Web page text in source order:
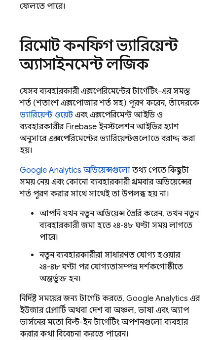
ফেলতে পারে।
রিমোট কনফিগ ভ্যারিয়েন্ট
অ্যাসাইনমেন্ট লজিক
যেসব ব্যবহারকারী এক্সপেরিমেন্টের টার্গেটিং-এর সমস্ত
শর্ত (শতাংশ এক্সপোজার শর্ত সহ) পূরণ করেন, তাঁদেরকে
ভ্যারিয়েন্ট ওয়েটএবং এক্সপেরিমেন্ট আইডি ও
ব্যবহারকারীর Firebase ইনস্টলেশন আইডির হ্যাশ
অনুসারে এক্সপেরিমেন্টের ভ্যারিয়েন্টগুলোতে বরাদ্দ করা
হয়।
Google Analytics অডিয়েন্সগুলো তথ্য পেতে কিছুটা
সময় নেয় এবং কোনো ব্যবহারকারী প্রথমবার অডিয়েন্সের
শর্ত পূরণ করার সাথে সাথেই তা উপলব্ধ হয় না।
আপনি যখন নতুন অডিয়েন্স তৈরি করেন, তখন নতুন
ব্যবহারকারী জমা হতে ২৪-৪৮ ঘণ্টা সময় লাগতে
পারে।
নতুন ব্যবহারকারীরা সাধারণত যোগ্য হওয়ার
২৪-৪৮ ঘণ্টা পর যোগ্যতাসম্পন্ন দর্শকগোষ্ঠীতে
অন্তর্ভুক্ত হন।
নির্দিষ্ট সময়ের জন্য টার্গেট করতে, Google Analytics এর
ইউজার প্রোপার্টি অথবা দেশ বা অঞ্চল, ভাষা এবং অ্যাপ
ভার্সনের মতো বিল্ট-ইন টার্গেটিং অপশনগুলো ব্যবহার
করার কথা বিবেচনা করতে পারেন।